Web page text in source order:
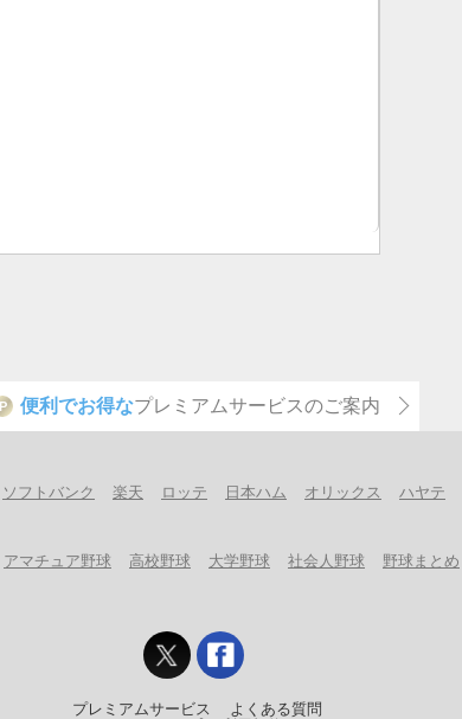
P 便利でお得なプレミアムサービスのご案内
ソフトバンク 楽天 ロッテ 日本ハム オリックス ハヤテ
アマチュア野球 高校野球 大学野球 社会人野球 野球まとめ
プレミアムサービス
よくある質問